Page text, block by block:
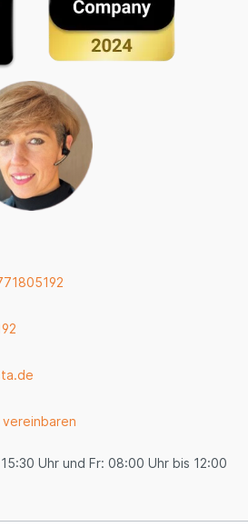
vereinbaren
Uhr und Fr: 08:00 Uhr bis 12:00